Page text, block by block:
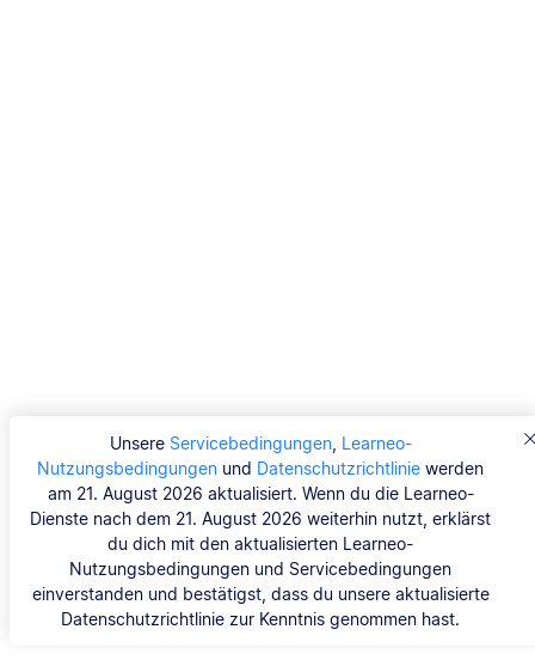
Unsere Servicebedingungen, Learneo-
Nutzungsbedingungen und Datenschutzrichtlinie werden
am 21. August 2026 aktualisiert. Wenn du die Learneo-
Dienste nach dem 21. August 2026 weiterhin nutzt, erklärst
du dich mit den aktualisierten Learneo-
Nutzungsbedingungen und Servicebedingungen
einverstanden und bestätigst, dass du unsere aktualisierte
Datenschutzrichtlinie zur Kenntnis genommen hast.